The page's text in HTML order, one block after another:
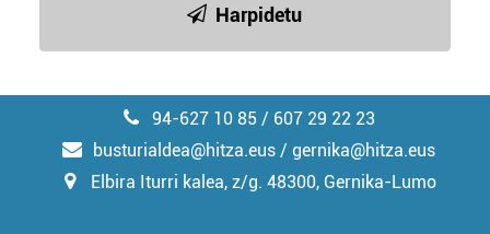
Harpidetu
94-627 10 85 / 607 29 22 23
busturialdea@hitza.eus / gernika@hitza.eus
Elbira Iturri kalea, z/g. 48300, Gernika-Lumo